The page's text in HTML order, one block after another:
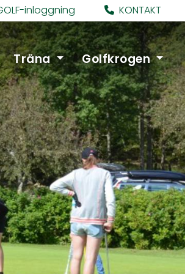
inloggning KONTAKT
Träna Golfkrogen